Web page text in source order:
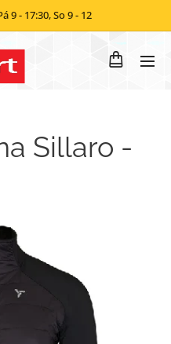
9 - 17:30, So 9 - 12
Sillaro -